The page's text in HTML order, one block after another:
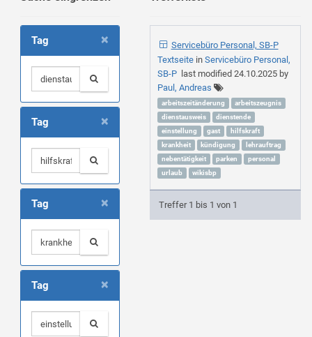
×
Tag
×
Tag
×
Tag
×
Tag
Servicebüro Personal, SB-P
Textseite in Servicebüro Personal,
SB-Plast modified 24.10.2025by
Paul, Andreas
arbeitszeitänderung
arbeitszeugnis
dienstausweis
dienstende
einstellung
gast
hilfskraft
krankheit
kündigung
lehrauftrag
nebentätigkeit
parken
personal
urlaub
wikisbp
Treffer 1 bis 1 von 1